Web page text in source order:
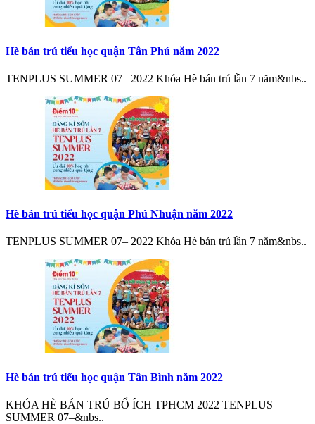
Hè bán trú tiểu học quận Tân Phú năm 2022
TENPLUS SUMMER 07– 2022 Khóa Hè bán trú lần 7 năm&nbs..
Hè bán trú tiểu học quận Phú Nhuận năm 2022
TENPLUS SUMMER 07– 2022 Khóa Hè bán trú lần 7 năm&nbs..
Hè bán trú tiểu học quận Tân Bình năm 2022
KHÓA HÈ BÁN TRÚ BỔ ÍCH TPHCM 2022 TENPLUS
SUMMER 07–&nbs..